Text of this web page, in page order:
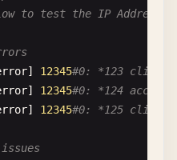
to test the IP Address
] 12345#0: *123 client
] 12345#0: *124
] 12345#0: *125 client